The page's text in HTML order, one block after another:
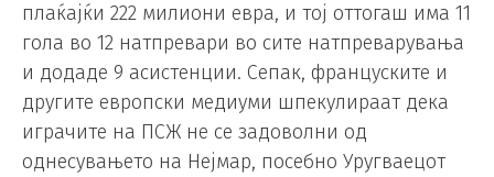
плаќајќи 222 милиони евра, и тој оттогаш има 11
гола во 12 натпревари во сите натпреварувања
и додаде 9 асистенции. Сепак, француските и
другите европски медиуми шпекулираат дека
играчите на ПСЖ не се задоволни од
однесувањето на Нејмар, посебно Уругваецот